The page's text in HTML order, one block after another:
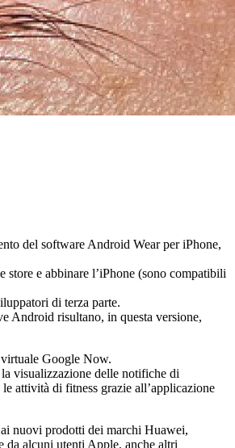
del software Android Wear per iPhone,
e abbinare l’iPhone (sono compatibili
di terza parte.
Android risultano, in questa versione,
Google Now.
visualizzazione delle notifiche di
attività di fitness grazie all’applicazione
nuovi prodotti dei marchi Huawei,
da alcuni utenti Apple, anche altri